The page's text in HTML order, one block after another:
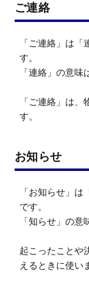
ご連絡
「ご連絡」は
す。
「連絡」の意味
「ご連絡」は
す。
お知らせ
「お知らせ」
です。
「知らせ」の意
起こったことや
えるときに使い